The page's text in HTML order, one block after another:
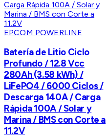
EPCOM POWERLINE
Batería de Litio Ciclo
Profundo / 12.8 Vcc
280Ah (3.58 kWh) /
LiFePO4 / 6000 Ciclos /
Descarga 140A / Carga
Rápida 100A / Solar y
Marina / BMS con Corte a
11.2V